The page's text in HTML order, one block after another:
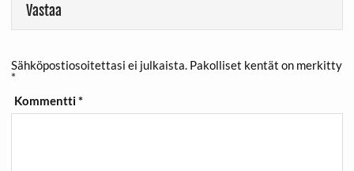
Vastaa
Sähköpostiosoitettasi ei julkaista. Pakolliset kentät on merkitty
*
Kommentti*